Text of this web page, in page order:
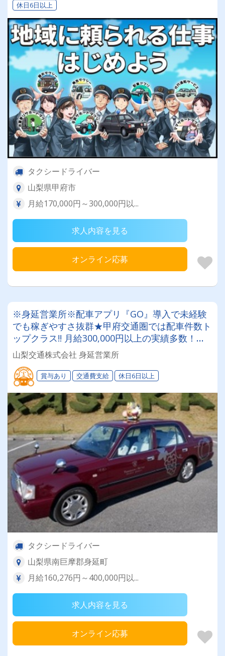
休日6日以上
タクシードライバー
山梨県甲府市
月給170,000円～300,000円以...
求人内容を見る
オンライン応募
※身延営業所※配車アプリ『GO』導入で未経験
でも稼ぎやすさ抜群★甲府交通圏では配車件数ト
ップクラス!! 月給300,000円以上の実績多数！タ
クシードライバー挑戦してみませんか？
山梨交通株式会社 身延営業所
賞与あり 交通費支給 休日6日以上
タクシードライバー
山梨県南巨摩郡身延町
月給160,276円～400,000円以...
求人内容を見る
オンライン応募